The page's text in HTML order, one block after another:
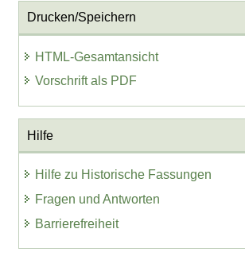
Drucken/Speichern
HTML-Gesamtansicht
Vorschrift als PDF
Hilfe
Hilfe zu Historische Fassungen
Fragen und Antworten
Barrierefreiheit